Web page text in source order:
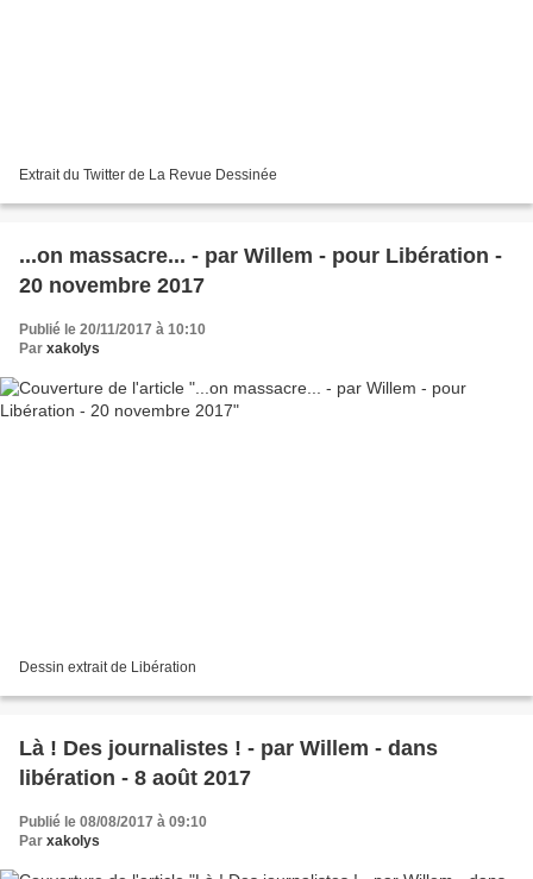
Extrait du Twitter de La Revue Dessinée
...on massacre... - par Willem - pour Libération -
20 novembre 2017
Publié le 20/11/2017 à 10:10
Par xakolys
Dessin extrait de Libération
Là ! Des journalistes ! - par Willem - dans
libération - 8 août 2017
Publié le 08/08/2017 à 09:10
Par xakolys